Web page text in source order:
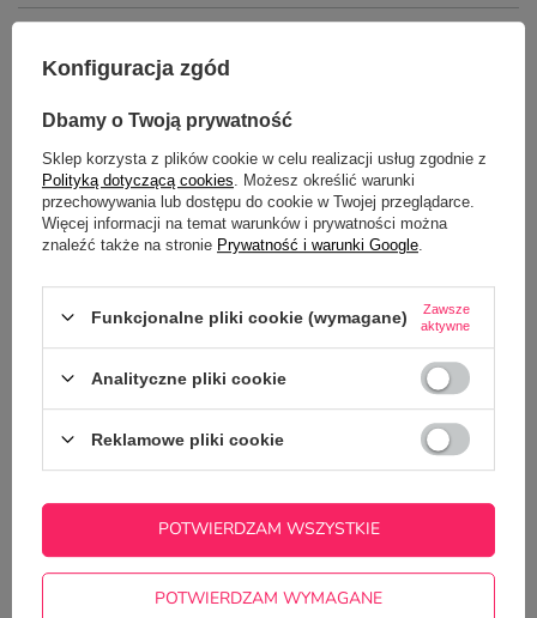
OPINIE (0)
Potrzebujesz pomocy? Masz pytania?
niezwłocznie, najciekawsze pytania i
odpowiedzi publikując dla innych.
ZADAJ PYTANIE
Z NASZEGO BLOGA
(FAQ)
Konfiguracja zgód
Dbamy o Twoją prywatność
Sklep korzysta z plików cookie w celu realizacji usług zgodnie z
Polityką dotyczącą cookies . Możesz określić warunki
przechowywania lub dostępu do cookie w Twojej przeglądarce.
Więcej informacji na temat warunków i prywatności można
znaleźć także na stronie Prywatność i warunki Google
Funkcjonalne pliki cookie (wymagane)
Zawsze
aktywne
Analityczne pliki cookie
Reklamowe pliki cookie
POTWIERDZAM WYMAGANE
POTWIERDZAM WSZYSTKIE